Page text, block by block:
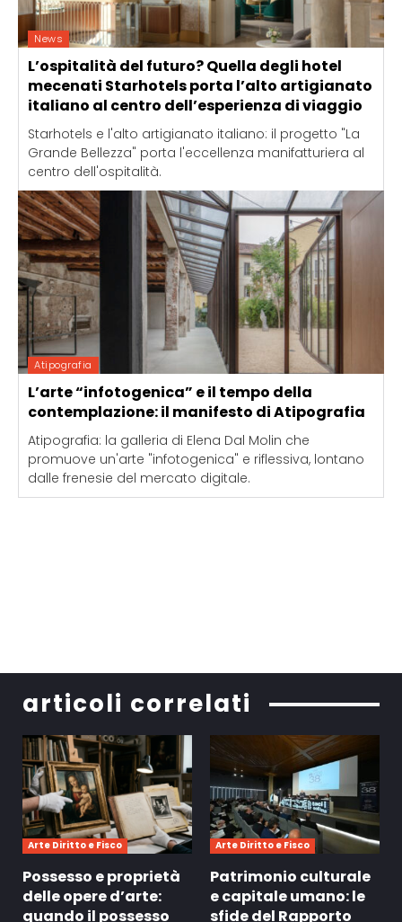
News
L’ospitalità del futuro? Quella degli hotel
mecenati Starhotels porta l’alto artigianato
italiano al centro dell’esperienza di viaggio
Starhotels e l'alto artigianato italiano: il progetto "La
Grande Bellezza" porta l'eccellenza manifatturiera al
centro dell'ospitalità.
Atipografia
L’arte “infotogenica” e il tempo della
contemplazione: il manifesto di Atipografia
Atipografia: la galleria di Elena Dal Molin che
promuove un'arte "infotogenica" e riflessiva, lontano
dalle frenesie del mercato digitale.
articoli correlati
Arte Diritto e Fisco
Possesso e proprietà
delle opere d’arte:
quando il possesso
Arte Diritto e Fisco
Patrimonio culturale
e capitale umano: le
sfide del Rapporto